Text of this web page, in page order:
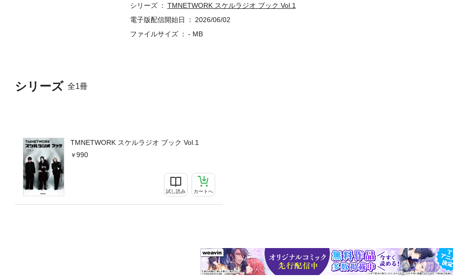
シリーズ 全1冊
TMNETWORK スケルラジオ ブック Vol.1
990
試し読み カートへ
も交えながら、熱く深く、各曲を“透かして”いきます。なお、この電子書籍のシリーズは現在、全9巻の
ています。さらにラジオでの放送内容のみならず、本電子書籍には刊行元であるリットーミュージックの
スティーヴ・ハウが1998年に来日した際の『ギター・マガジン』でのインタビューを転載しました。なお
シリーズ
TMNETWORK スケルラジオ ブック Vol.1
電子版配信開始日
2026/06/02
ファイルサイズ
- MB